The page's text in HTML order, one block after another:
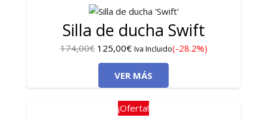
Silla de ducha Swift
174,00€ El
precio
original
era:
174,00€.
125,00€El
precio
actual
es:
125,00€.
Iva Incluido(-28.2%)
VER MÁS
¡Oferta!